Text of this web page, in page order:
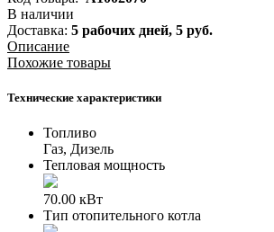
В наличии
Доставка: 5 рабочих дней, 5 руб.
Описание
Похожие товары
Технические характеристики
Топливо
Газ, Дизель
Тепловая мощность
70.00 кВт
Тип отопительного котла